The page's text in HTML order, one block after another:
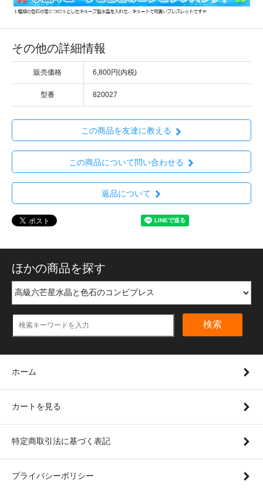
その他の詳細情報
販売価格 6,800円(内税)
型番 820027
この商品を友達に教える
この商品について問い合わせる
返品について
ほかの商品を探す
検索
ホーム
カートを見る
特定商取引法に基づく表記
プライバシーポリシー